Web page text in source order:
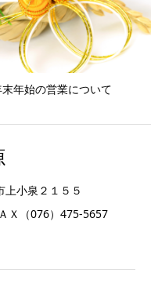
年始の営業について
小泉２１５５
（076）475-5657